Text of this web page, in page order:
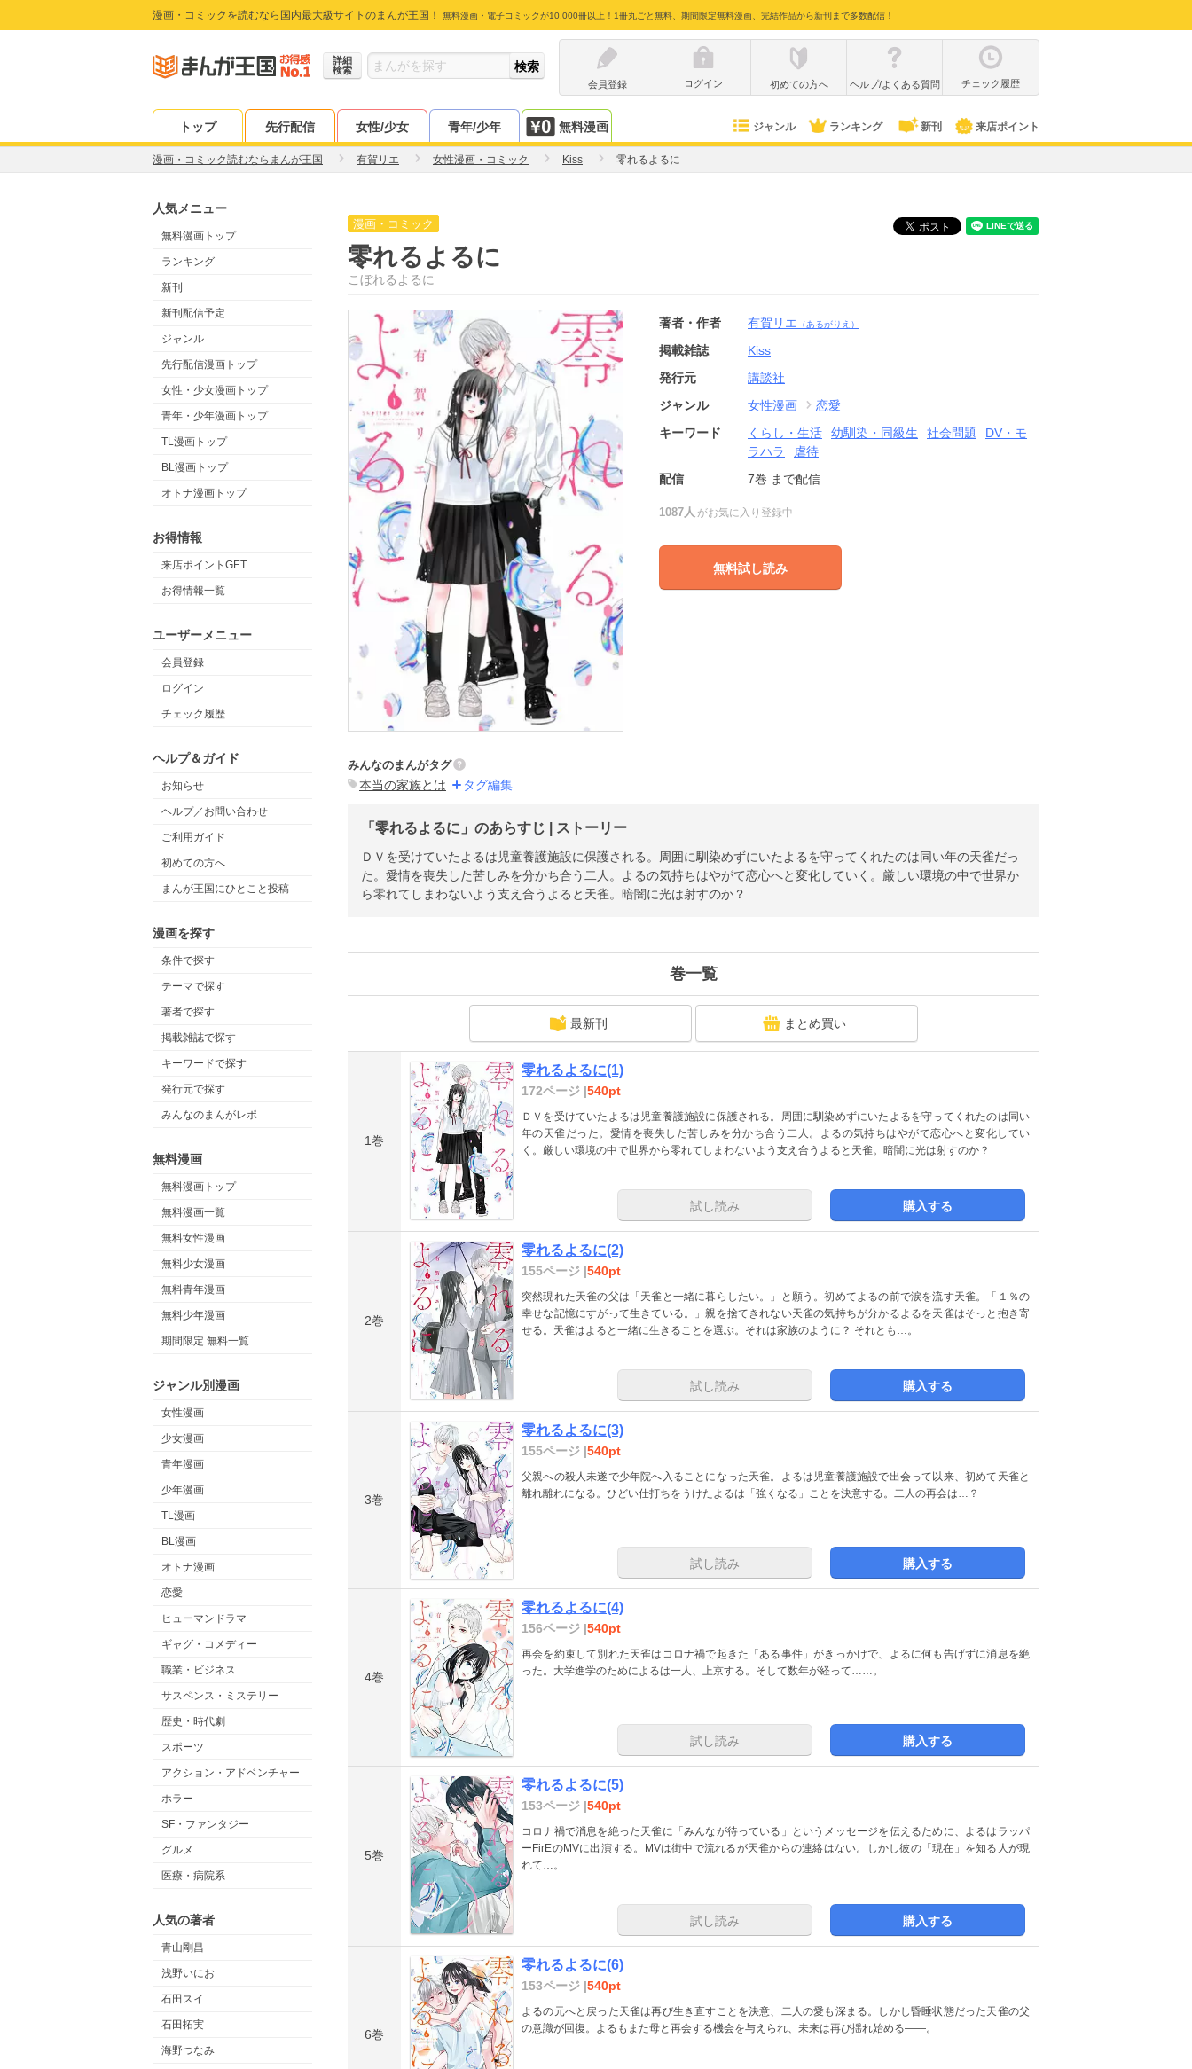
漫画・コミックを読むなら国内最大級サイトのまんが王国！ 無料漫画・電子コミックが10,000冊以上！1冊丸ごと無料、期間限定無料漫画、完結作品から新刊まで多数配信！
詳細
検索
会員登録
ログイン 初めての方へ ヘルプ/よくある質問 チェック履歴
トップ 先行配信 女性/少女 青年/少年 無料漫画 ジャンル ランキング 新刊 来店ポイント
漫画・コミック読むならまんが王国 有賀リエ 女性漫画・コミック Kiss 零れるよるに
人気メニュー
無料漫画トップ
ランキング
新刊
新刊配信予定
ジャンル
先行配信漫画トップ
女性・少女漫画トップ
青年・少年漫画トップ
TL漫画トップ
BL漫画トップ
オトナ漫画トップ
お得情報
来店ポイントGET
お得情報一覧
ユーザーメニュー
会員登録
ログイン
チェック履歴
ヘルプ＆ガイド
お知らせ
ヘルプ／お問い合わせ
ご利用ガイド
初めての方へ
まんが王国にひとこと投稿
漫画を探す
条件で探す
テーマで探す
著者で探す
掲載雑誌で探す
キーワードで探す
発行元で探す
みんなのまんがレポ
無料漫画
無料漫画トップ
無料漫画一覧
無料女性漫画
無料少女漫画
無料青年漫画
無料少年漫画
期間限定 無料一覧
ジャンル別漫画
女性漫画
少女漫画
青年漫画
少年漫画
TL漫画
BL漫画
オトナ漫画
恋愛
ヒューマンドラマ
ギャグ・コメディー
職業・ビジネス
サスペンス・ミステリー
歴史・時代劇
スポーツ
アクション・アドベンチャー
ホラー
SF・ファンタジー
グルメ
医療・病院系
人気の著者
青山剛昌
浅野いにお
石田スイ
石田拓実
海野つなみ
漫画・コミック
零れるよるに
こぼれるよるに
著者・作者 有賀リエ （あるがりえ）
掲載雑誌
Kiss
発行元
講談社
ジャンル
女性漫画
恋愛
キーワード
くらし・生活 幼馴染・同級生 社会問題
DV・モ
ラハラ
虐待
配信
7巻 まで配信
1087人 がお気に入り登録中
無料試し読み
みんなのまんがタグ
本当の家族とは タグ編集
「零れるよるに」のあらすじ | ストーリー
ＤＶを受けていたよるは児童養護施設に保護される。周囲に馴染めずにいたよるを守ってくれたのは同い年の天雀だっ
た。愛情を喪失した苦しみを分かち合う二人。よるの気持ちはやがて恋心へと変化していく。厳しい環境の中で世界か
ら零れてしまわないよう支え合うよると天雀。暗闇に光は射すのか？
巻一覧
最新刊 まとめ買い
1巻
零れるよるに(1)
172ページ |540pt
ＤＶを受けていたよるは児童養護施設に保護される。周囲に馴染めずにいたよるを守ってくれたのは同い
年の天雀だった。愛情を喪失した苦しみを分かち合う二人。よるの気持ちはやがて恋心へと変化してい
く。厳しい環境の中で世界から零れてしまわないよう支え合うよると天雀。暗闇に光は射すのか？
試し読み 購入する
2巻
零れるよるに(2)
155ページ |540pt
突然現れた天雀の父は「天雀と一緒に暮らしたい。」と願う。初めてよるの前で涙を流す天雀。「１％の
幸せな記憶にすがって生きている。」親を捨てきれない天雀の気持ちが分かるよるを天雀はそっと抱き寄
せる。天雀はよると一緒に生きることを選ぶ。それは家族のように？ それとも…。
試し読み 購入する
3巻
零れるよるに(3)
155ページ |540pt
父親への殺人未遂で少年院へ入ることになった天雀。よるは児童養護施設で出会って以来、初めて天雀と
離れ離れになる。ひどい仕打ちをうけたよるは「強くなる」ことを決意する。二人の再会は…？
試し読み 購入する
4巻
零れるよるに(4)
156ページ |540pt
再会を約束して別れた天雀はコロナ禍で起きた「ある事件」がきっかけで、よるに何も告げずに消息を絶
った。大学進学のためによるは一人、上京する。そして数年が経って……。
試し読み 購入する
5巻
零れるよるに(5)
153ページ |540pt
コロナ禍で消息を絶った天雀に「みんなが待っている」というメッセージを伝えるために、よるはラッパ
ーFirEのMVに出演する。MVは街中で流れるが天雀からの連絡はない。しかし彼の「現在」を知る人が現
れて…。
試し読み 購入する
6巻
零れるよるに(6)
153ページ |540pt
よるの元へと戻った天雀は再び生き直すことを決意、二人の愛も深まる。しかし昏睡状態だった天雀の父
の意識が回復。よるもまた母と再会する機会を与えられ、未来は再び揺れ始める――。